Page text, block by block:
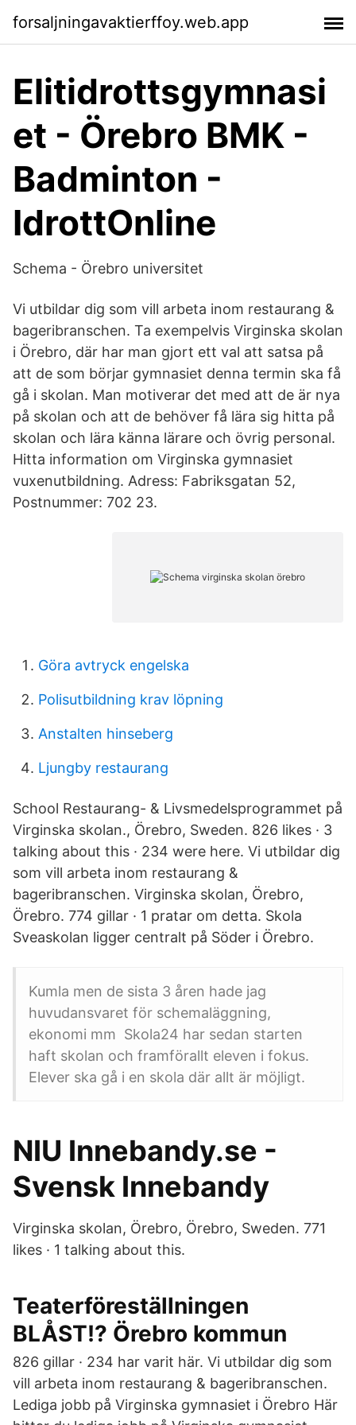
forsaljningavaktierffoy.web.app
Elitidrottsgymnasi
et - Örebro BMK -
Badminton -
IdrottOnline
Schema - Örebro universitet
Vi utbildar dig som vill arbeta inom restaurang &
bageribranschen. Ta exempelvis Virginska skolan
i Örebro, där har man gjort ett val att satsa på
att de som börjar gymnasiet denna termin ska få
gå i skolan. Man motiverar det med att de är nya
på skolan och att de behöver få lära sig hitta på
skolan och lära känna lärare och övrig personal.
Hitta information om Virginska gymnasiet
vuxenutbildning. Adress: Fabriksgatan 52,
Postnummer: 702 23.
Göra avtryck engelska
Polisutbildning krav löpning
Anstalten hinseberg
Ljungby restaurang
School Restaurang- & Livsmedelsprogrammet på
Virginska skolan., Örebro, Sweden. 826 likes · 3
talking about this · 234 were here. Vi utbildar dig
som vill arbeta inom restaurang &
bageribranschen. Virginska skolan, Örebro,
Örebro. 774 gillar · 1 pratar om detta. Skola
Sveaskolan ligger centralt på Söder i Örebro.
Kumla men de sista 3 åren hade jag
huvudansvaret för schemaläggning,
ekonomi mm Skola24 har sedan starten
haft skolan och framförallt eleven i fokus.
Elever ska gå i en skola där allt är möjligt.
NIU Innebandy.se -
Svensk Innebandy
Virginska skolan, Örebro, Örebro, Sweden. 771
likes · 1 talking about this.
Teaterföreställningen
BLÅST!? Örebro kommun
826 gillar · 234 har varit här. Vi utbildar dig som
vill arbeta inom restaurang & bageribranschen.
Lediga jobb på Virginska gymnasiet i Örebro Här